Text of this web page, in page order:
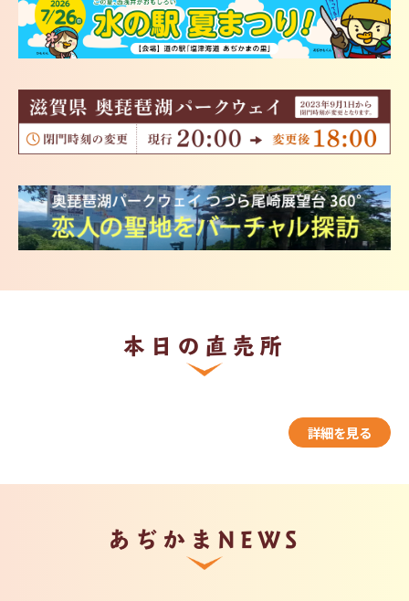
本日の直売所
詳細を見る
あぢかまNEWS